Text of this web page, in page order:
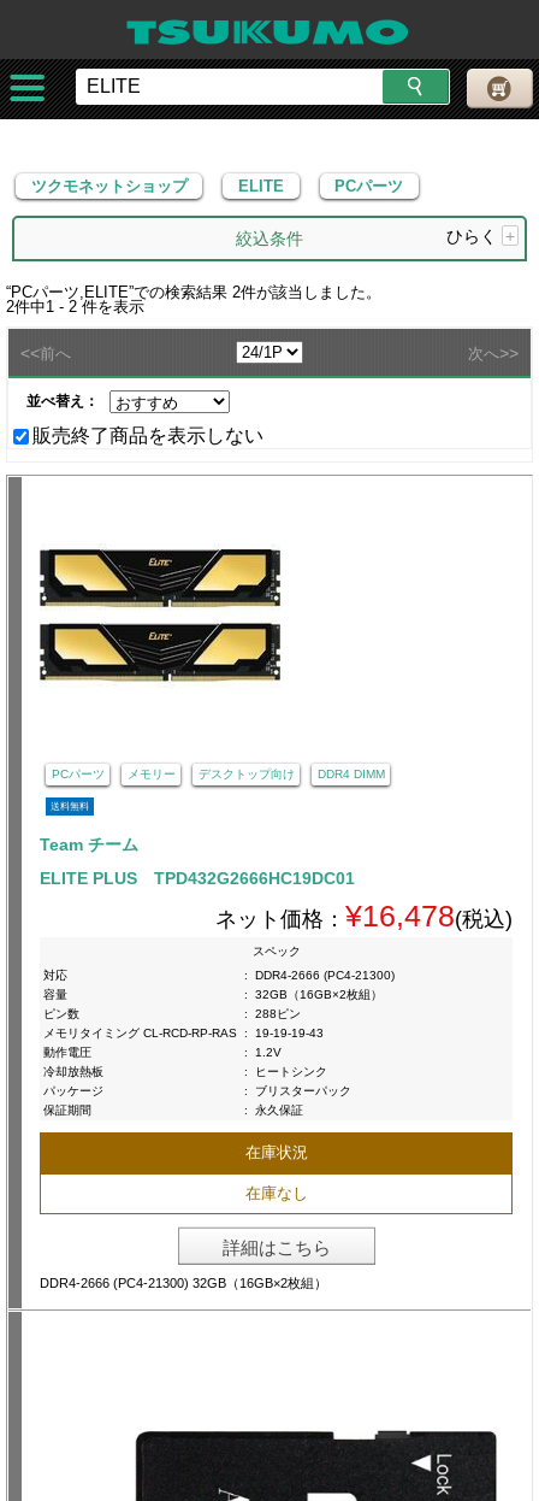
ツクモネットショップ
ツクモネットショップ ELITE PCパーツ
絞込条件 ひらく +
“PCパーツ,ELITE”での検索結果 2件が該当しました。
2件中1 - 2 件を表示
<<前へ 次へ>>
並べ替え：
販売終了商品を表示しない
PCパーツ メモリー デスクトップ向け DDR4 DIMM
送料無料
Team チーム
ELITE PLUS TPD432G2666HC19DC01
ネット価格： ¥16,478(税込)
スペック
対応
:
DDR4-2666 (PC4-21300)
容量
:
32GB（16GB×2枚組）
ピン数
:
288ピン
メモリタイミング CL-RCD-RP-RAS :
19-19-19-43
動作電圧
:
1.2V
冷却放熱板
:
ヒートシンク
パッケージ
:
ブリスターパック
保証期間
: 永久保証
在庫状況
在庫なし
詳細はこちら
DDR4-2666 (PC4-21300) 32GB（16GB×2枚組）